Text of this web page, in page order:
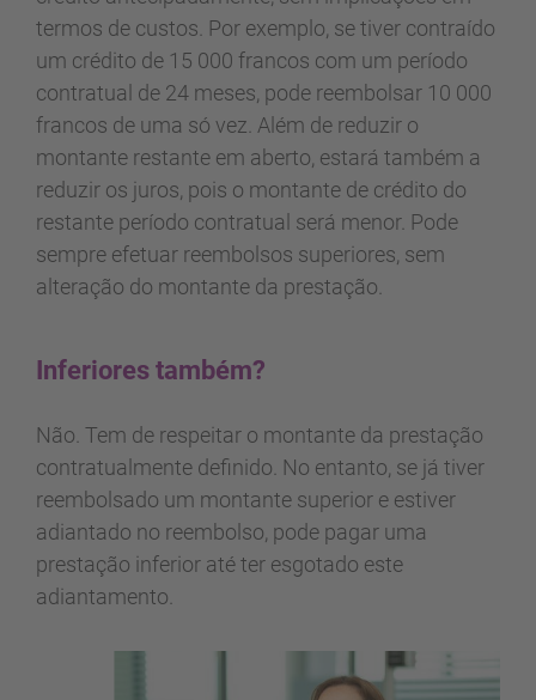
termos de custos. Por exemplo, se tiver contraído
um crédito de 15 000 francos com um período
contratual de 24 meses, pode reembolsar 10 000
francos de uma só vez. Além de reduzir o
montante restante em aberto, estará também a
reduzir os juros, pois o montante de crédito do
restante período contratual será menor. Pode
sempre efetuar reembolsos superiores, sem
alteração do montante da prestação.
Inferiores também?
Não. Tem de respeitar o montante da prestação
contratualmente definido. No entanto, se já tiver
reembolsado um montante superior e estiver
adiantado no reembolso, pode pagar uma
prestação inferior até ter esgotado este
adiantamento.